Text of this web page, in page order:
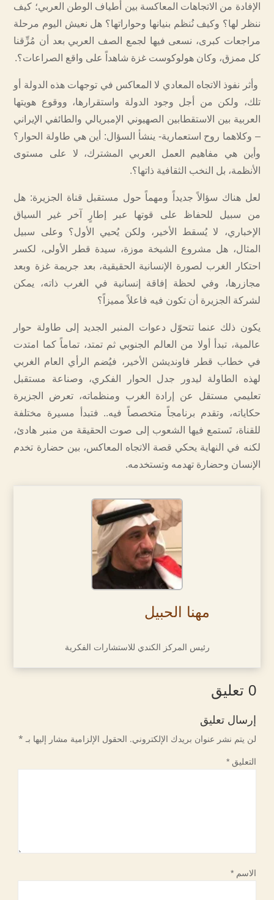
الإفادة من الاتجاهات المعاكسة بين أطياف الوطن العربي؛ كيف
ننظر لها؟ وكيف نُنظم بنيانها وحواراتها؟ هل نعيش اليوم مرحلة
مراجعات كبرى، نسعى فيها لجمع الصف العربي بعد أن مُزِّقنا
كل ممزق، وكان هولوكوست غزة شاهداً على واقع الصراعات؟.
وأثر نفوذ الاتجاه المعادي لا المعاكس في توجهات هذه الدولة أو
تلك، ولكن من أجل وجود الدولة واستقرارها، ووقوع هويتها
العربية بين الاستقطابين الصهيوني الإمبريالي والطائفي الإيراني
– وكلاهما روح استعمارية- ينشأ السؤال: أين هي طاولة الحوار؟
وأين هي مفاهيم العمل العربي المشترك، لا على مستوى
الأنظمة، بل النخب الثقافية ذاتها؟.
لعل هناك سؤالاً جديداً ومهماً حول مستقبل قناة الجزيرة: هل
من سبيل للحفاظ على قوتها عبر إطارٍ آخر غير السياق
الإخباري، لا يُسقط الأخير، ولكن يُحيي الأول؟ وعلى سبيل
المثال، هل مشروع الشيخة موزة، سيدة قطر الأولى، لكسر
احتكار الغرب لصورة الإنسانية الحقيقية، بعد جريمة غزة وبعد
مجازرها، وفي لحظة إفاقة إنسانية في الغرب ذاته، يمكن
لشركة الجزيرة أن تكون فيه فاعلاً مميزاً؟
يكون ذلك عنما تتحوّل دعوات المنبر الجديد إلى طاولة حوار
عالمية، تبدأ أولا من العالم الجنوبي ثم تمتد، تماماً كما امتدت
في خطاب قطر فاونديشن الأخير، فيُضم الرأي العام الغربي
لهذه الطاولة ليدور جدل الحوار الفكري، وصناعة مستقبل
تعليمي مستقل عن إرادة الغرب ومنظماته، تعرض الجزيرة
حكاياته، وتقدم برنامجاً متخصصاً فيه.. فتبدأ مسيرة مختلفة
للقناة، تَستمع فيها الشعوب إلى صوت الحقيقة من منبر هادئ،
لكنه في النهاية يحكي قصة الاتجاه المعاكس، بين حضارة تخدم
الإنسان وحضارة تهدمه وتستخدمه.
مهنا الحبيل
رئيس المركز الكندي للاستشارات الفكرية
0 تعليق
إرسال تعليق
لن يتم نشر عنوان بريدك الإلكتروني. الحقول الإلزامية مشار إليها بـ *
التعليق*
الاسم*